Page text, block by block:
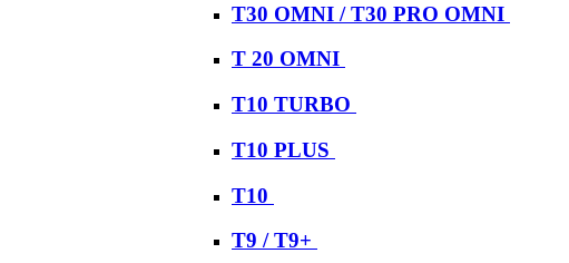
T30 OMNI / T30 PRO OMNI
T 20 OMNI
T10 TURBO
T10 PLUS
T10
T9 / T9+